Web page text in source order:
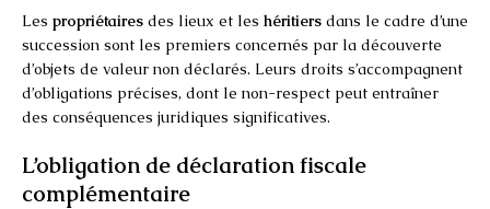
Les propriétaires des lieux et les héritiers dans le cadre d’une
succession sont les premiers concernés par la découverte
d’objets de valeur non déclarés. Leurs droits s’accompagnent
d’obligations précises, dont le non-respect peut entraîner
des conséquences juridiques significatives.
L’obligation de déclaration fiscale
complémentaire